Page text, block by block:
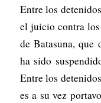
Entre los
el juicio contra
de Batasuna, que
ha sido
Entre los
es a su vez